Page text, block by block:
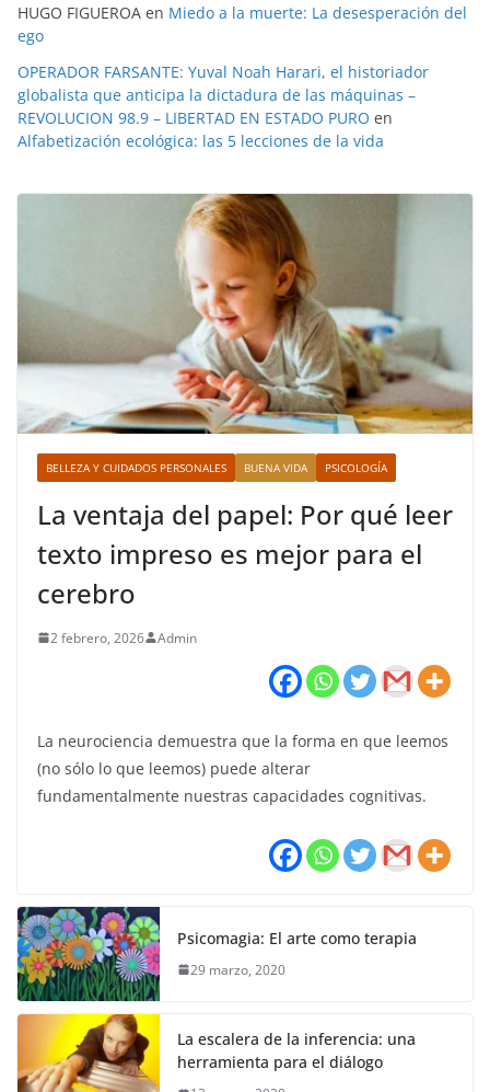
HUGO FIGUEROA en Miedo a la muerte: La desesperación del
ego
OPERADOR FARSANTE: Yuval Noah Harari, el historiador
globalista que anticipa la dictadura de las máquinas –
REVOLUCION 98.9 – LIBERTAD EN ESTADO PURO en
Alfabetización ecológica: las 5 lecciones de la vida
BELLEZA Y CUIDADOS PERSONALES BUENA VIDA PSICOLOGÍA
La ventaja del papel: Por qué leer
texto impreso es mejor para el
cerebro
2 febrero, 2026 Admin
La neurociencia demuestra que la forma en que leemos
(no sólo lo que leemos) puede alterar
fundamentalmente nuestras capacidades cognitivas.
Psicomagia: El arte como terapia
29 marzo, 2020
La escalera de la inferencia: una
herramienta para el diálogo